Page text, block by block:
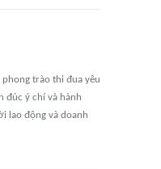
trào thi đua yêu
đúc ý chí và hành
lao động và doanh